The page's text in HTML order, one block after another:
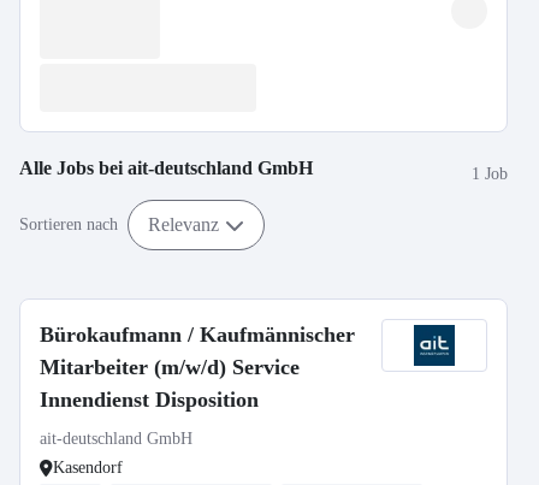
Alle Jobs bei ait-deutschland GmbH 1 Job
Sortieren nach Relevanz
Bürokaufmann / Kaufmännischer
Mitarbeiter (m/w/d) Service
Innendienst Disposition
ait-deutschland GmbH
Kasendorf